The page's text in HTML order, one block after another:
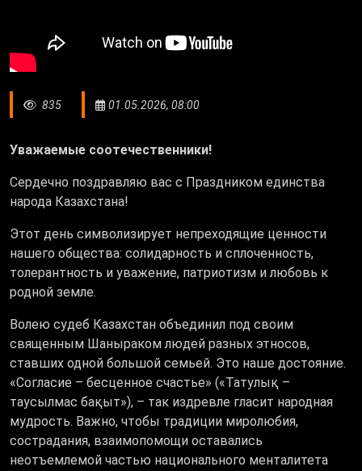
835 01.05.2026, 08:00
Уважаемые соотечественники!
Сердечно поздравляю вас с Праздником единства
народа Казахстана!
Этот день символизирует непреходящие ценности
нашего общества: солидарность и сплоченность,
толерантность и уважение, патриотизм и любовь к
родной земле.
Волею судеб Казахстан объединил под своим
священным Шаныраком людей разных этносов,
ставших одной большой семьей. Это наше достояние.
«Согласие – бесценное счастье» («Татулық –
таусылмас бақыт»), – так издревле гласит народная
мудрость. Важно, чтобы традиции миролюбия,
сострадания, взаимопомощи оставались
неотъемлемой частью национального менталитета